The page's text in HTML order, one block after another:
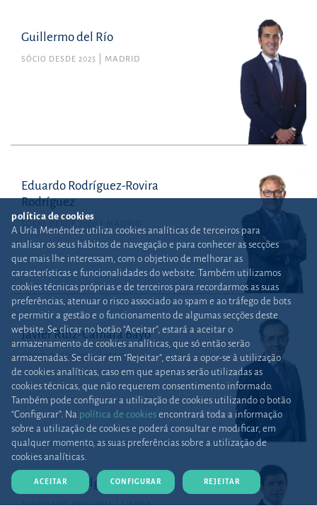
Guillermo del Río
SÓCIO DESDE 2025 MADRID
Eduardo Rodríguez-Rovira
Rodríguez
MADRID
Javier Ruiz-Cámara Bayo
SÓCIO DESDE 2014 MADRID
Domingos Salgado
política de cookies
A Uría Menéndez utiliza cookies analíticas de terceiros para
analisar os seus hábitos de navegação e para conhecer as secções
que mais lhe interessam, com o objetivo de melhorar as
características e funcionalidades do website. Também utilizamos
cookies técnicas próprias e de terceiros para recordarmos as suas
preferências, atenuar o risco associado ao spam e ao tráfego de bots
e permitir a gestão e o funcionamento de algumas secções deste
website. Se clicar no botão “Aceitar”, estará a aceitar o
armazenamento de cookies analíticas, que só então serão
armazenadas. Se clicar em “Rejeitar”, estará a opor-se à utilização
de cookies analíticas, caso em que apenas serão utilizadas as
cookies técnicas, que não requerem consentimento informado.
Também pode configurar a utilização de cookies utilizando o botão
“Configurar”. Na política de cookies encontrará toda a informação
sobre a utilização de cookies e poderá consultar e modificar, em
qualquer momento, as suas preferências sobre a utilização de
cookies analíticas.
ACEITAR CONFIGURAR REJEITAR